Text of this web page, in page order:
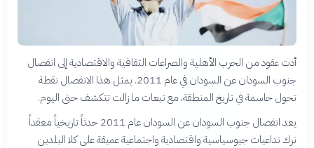
أدت عقود من الحرب الأهلية والصراعات الثقافية والاقتصادية إلى انفصال
جنوب السودان عن السودان في عام 2011. يمثل هذا الانفصال نقطة
تحول حاسمة في تاريخ المنطقة، مع تبعات ما زالت تتكشف حتى اليوم.
يعد انفصال جنوب السودان عن السودان عام 2011 حدثاً تاريخياً معقداً
ترك تداعيات جيوسياسية واقتصادية واجتماعية عميقة على كلا البلدين